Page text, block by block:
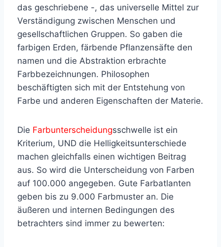
das geschriebene -, das universelle Mittel zur
Verständigung zwischen Menschen und
gesellschaftlichen Gruppen. So gaben die
farbigen Erden, färbende Pflanzensäfte den
namen und die Abstraktion erbrachte
Farbbezeichnungen. Philosophen
beschäftigten sich mit der Entstehung von
Farbe und anderen Eigenschaften der Materie.
Die Farbunterscheidungsschwelle ist ein
Kriterium, UND die Helligkeitsunterschiede
machen gleichfalls einen wichtigen Beitrag
aus. So wird die Unterscheidung von Farben
auf 100.000 angegeben. Gute Farbatlanten
geben bis zu 9.000 Farbmuster an. Die
äußeren und internen Bedingungen des
betrachters sind immer zu bewerten: